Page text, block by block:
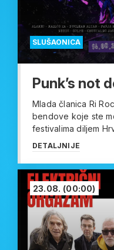
SLUŠAONICA
Punk’s not
Mlada članica Ri
bendove koje ste
festivalima diljem
DETALJNIJE
23.08. (00:00)